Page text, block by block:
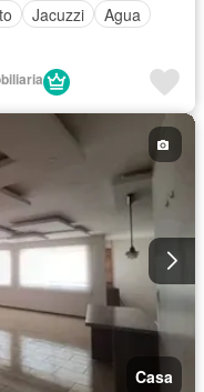
Jacuzzi
Agua
Casa